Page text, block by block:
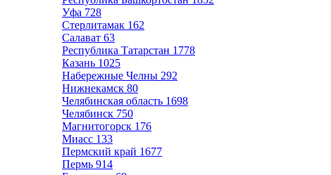
Уфа 728
Стерлитамак 162
Салават 63
Республика Татарстан 1778
Казань 1025
Набережные Челны 292
Нижнекамск 80
Челябинская область 1698
Челябинск 750
Магнитогорск 176
Миасс 133
Пермский край 1677
Пермь 914